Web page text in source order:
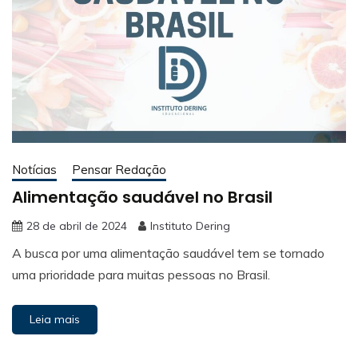
Notícias Pensar Redação
Alimentação saudável no Brasil
28 de abril de 2024 Instituto Dering
A busca por uma alimentação saudável tem se tornado
uma prioridade para muitas pessoas no Brasil.
Leia mais